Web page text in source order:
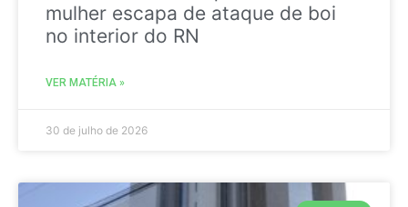
mulher escapa de ataque de boi
no interior do RN
VER MATÉRIA »
30 de julho de 2026